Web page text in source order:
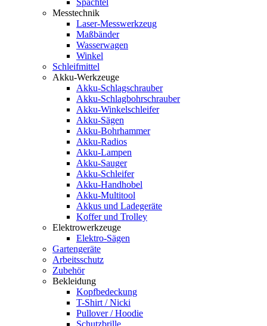
Spachtel
Messtechnik
Laser-Messwerkzeug
Maßbänder
Wasserwagen
Winkel
Schleifmittel
Akku-Werkzeuge
Akku-Schlagschrauber
Akku-Schlagbohrschrauber
Akku-Winkelschleifer
Akku-Sägen
Akku-Bohrhammer
Akku-Radios
Akku-Lampen
Akku-Sauger
Akku-Schleifer
Akku-Handhobel
Akku-Multitool
Akkus und Ladegeräte
Koffer und Trolley
Elektrowerkzeuge
Elektro-Sägen
Gartengeräte
Arbeitsschutz
Zubehör
Bekleidung
Kopfbedeckung
T-Shirt / Nicki
Pullover / Hoodie
Schutzbrille